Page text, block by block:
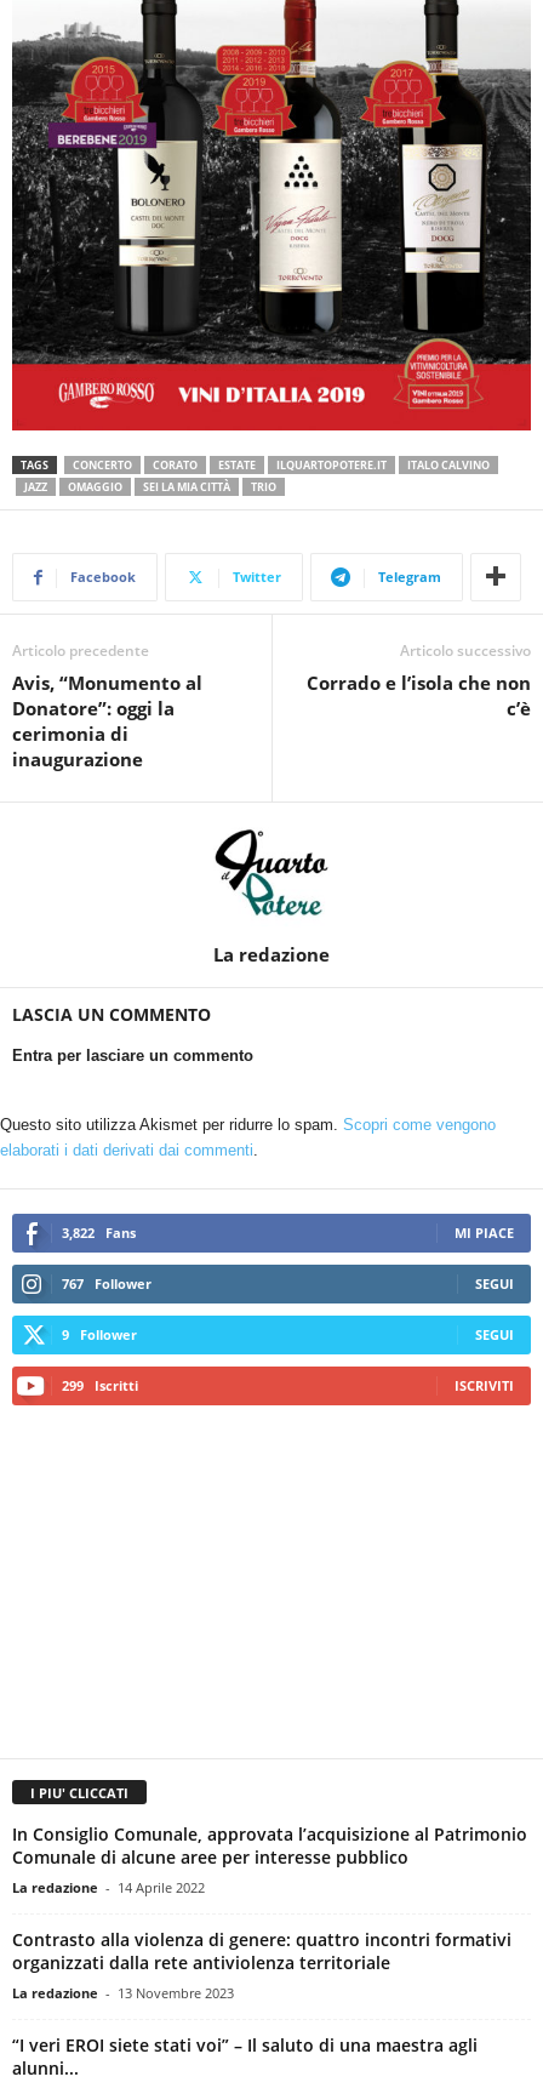
TAGS CONCERTO CORATO ESTATE ILQUARTOPOTERE.IT
ITALO CALVINO
JAZZ
OMAGGIO SEI LA MIA CITTÀ TRIO
Facebook Twitter Telegram
Articolo precedente
Avis, “Monumento al
Donatore”: oggi la
cerimonia di
inaugurazione
Articolo successivo
Corrado e l’isola che non
c’è
La redazione
LASCIA UN COMMENTO
Entra per lasciare un commento
Questo sito utilizza Akismet per ridurre lo spam. Scopri come vengono
elaborati i dati derivati dai commenti.
3,822 Fans MI PIACE
767 Follower SEGUI
9 Follower SEGUI
299 Iscritti ISCRIVITI
I PIU' CLICCATI
In Consiglio Comunale, approvata l’acquisizione al Patrimonio
Comunale di alcune aree per interesse pubblico
La redazione - 14 Aprile 2022
Contrasto alla violenza di genere: quattro incontri formativi
organizzati dalla rete antiviolenza territoriale
La redazione - 13 Novembre 2023
“I veri EROI siete stati voi” – Il saluto di una maestra agli
alunni...